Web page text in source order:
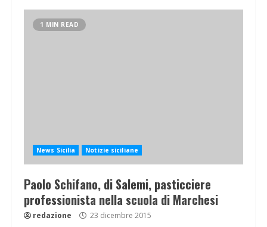
1 MIN READ
News Sicilia Notizie siciliane
Paolo Schifano, di Salemi, pasticciere
professionista nella scuola di Marchesi
redazione 23 dicembre 2015